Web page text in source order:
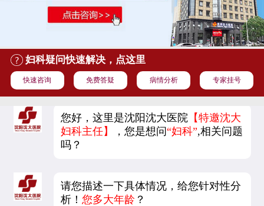
妇科疑问快速解决，点这里
快速咨询 免费答疑 病情分析 专家挂号
您好，这里是沈阳沈大医院 【特邀沈大
妇科主任】
，您是想问“妇科”,相关问题
吗？
请您描述一下具体情况，给您针对性分
析！您多大年龄 ？